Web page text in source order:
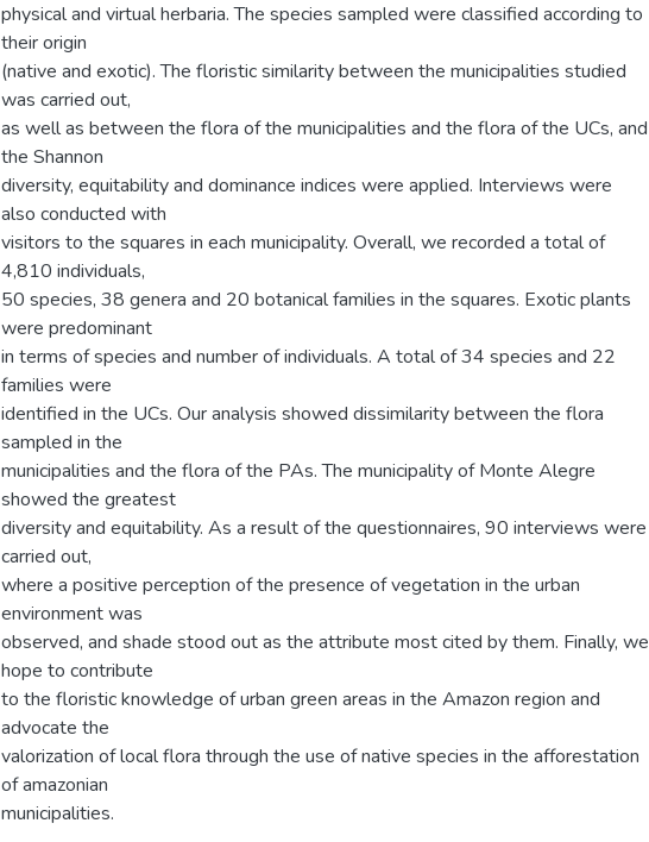
physical and virtual herbaria. The species sampled were classified according to
their origin
(native and exotic). The floristic similarity between the municipalities studied
was carried out,
as well as between the flora of the municipalities and the flora of the UCs, and
the Shannon
diversity, equitability and dominance indices were applied. Interviews were
also conducted with
visitors to the squares in each municipality. Overall, we recorded a total of
4,810 individuals,
50 species, 38 genera and 20 botanical families in the squares. Exotic plants
were predominant
in terms of species and number of individuals. A total of 34 species and 22
families were
identified in the UCs. Our analysis showed dissimilarity between the flora
sampled in the
municipalities and the flora of the PAs. The municipality of Monte Alegre
showed the greatest
diversity and equitability. As a result of the questionnaires, 90 interviews were
carried out,
where a positive perception of the presence of vegetation in the urban
environment was
observed, and shade stood out as the attribute most cited by them. Finally, we
hope to contribute
to the floristic knowledge of urban green areas in the Amazon region and
advocate the
valorization of local flora through the use of native species in the afforestation
of amazonian
municipalities.